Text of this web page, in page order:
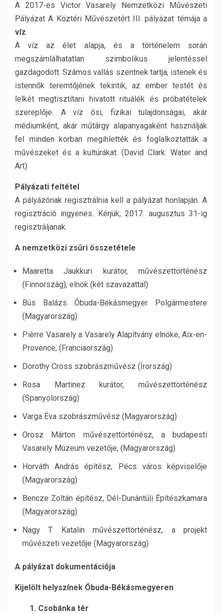
A 2017-es Victor Vasarely Nemzetközi Művészeti
Pályázat A Köztéri Művészetért III. pályázat témája a
víz.
A víz az élet alapja, és a történelem során
megszámlálhatatlan szimbolikus jelentéssel
gazdagodott. Számos vallás szentnek tartja, istenek és
istennők teremtőjének tekintik, az ember testét és
lelkét megtisztítani hivatott rituálék és próbatételek
szereplője. A víz ősi, fizikai tulajdonságai, akár
médiumként, akár műtárgy alapanyagaként használják
fel minden korban megihlették és foglalkoztatták a
művészeket és a kultúrákat. (David Clark: Water and
Art)
Pályázati feltétel
A pályázónak regisztrálnia kell a pályázat honlapján. A
regisztráció ingyenes. Kérjük, 2017. augusztus 31-ig
regisztráljanak.
A nemzetközi zsűri összetétele
Maaretta Jaukkuri kurátor, művészettörténész
(Finnország), elnök (két szavazattal)
Bús Balázs Óbuda-Békásmegyer Polgármestere
(Magyarország)
Pièrre Vasarely a Vasarely Alapítvány elnöke, Aix-en-
Provence, (Franciaország)
Dorothy Cross szobrászművész (Írország)
Rosa Martinez kurátor, művészettörténész
(Spanyolország)
Varga Éva szobrászművész (Magyarország)
Orosz Márton művészettörténész, a budapesti
Vasarely Múzeum vezetője, (Magyarország)
Horváth András építész, Pécs város képviselője
(Magyarország)
Bencze Zoltán építész, Dél-Dunántúli Építészkamara
(Magyarország)
Nagy T. Katalin művészettörténész, a projekt
művészeti vezetője (Magyarország)
A pályázat dokumentációja
Kijelölt helyszínek Óbuda-Békásmegyeren
1. Csobánka tér